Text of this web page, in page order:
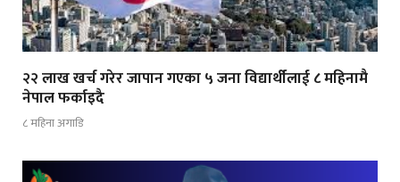
२२ लाख खर्च गरेर जापान गएका ५ जना विद्यार्थीलाई ८ महिनामै
नेपाल फर्काइदै
८ महिना अगाडि